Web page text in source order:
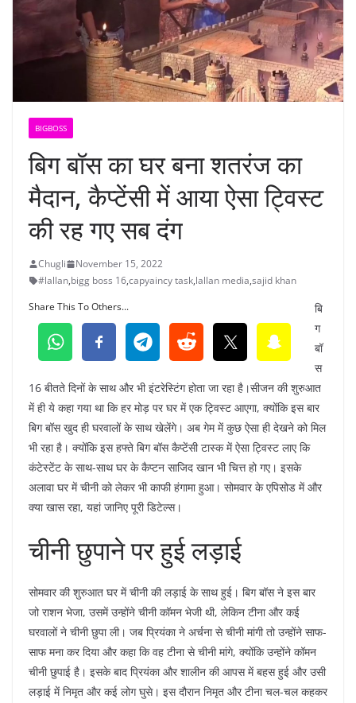
BIGBOSS
बिग बॉस का घर बना शतरंज का
मैदान, कैप्टेंसी में आया ऐसा ट्विस्ट
की रह गए सब दंग
Chugli
November 15, 2022
#lallan,bigg boss 16,capyaincy task,lallan media,sajid khan
Share This To Others...
बि
ग
बॉ
स
16 बीतते दिनों के साथ और भी इंटरेस्टिंग होता जा रहा है।सीजन की शुरुआत
में ही ये कहा गया था कि हर मोड़ पर घर में एक ट्विस्ट आएगा, क्योंकि इस बार
बिग बॉस खुद ही घरवालों के साथ खेलेंगे। अब गेम में कुछ ऐसा ही देखने को मिल
भी रहा है। क्योंकि इस हफ्ते बिग बॉस कैप्टेंसी टास्क में ऐसा ट्विस्ट लाए कि
कंटेस्टेंट के साथ-साथ घर के कैप्टन साजिद खान भी चित्त हो गए। इसके
अलावा घर में चीनी को लेकर भी काफी हंगामा हुआ। सोमवार के एपिसोड में और
क्या खास रहा, यहां जानिए पूरी डिटेल्स।
चीनी छुपाने पर हुई लड़ाई
सोमवार की शुरुआत घर में चीनी की लड़ाई के साथ हुई। बिग बॉस ने इस बार
जो राशन भेजा, उसमें उन्होंने चीनी कॉमन भेजी थी, लेकिन टीना और कई
घरवालों ने चीनी छुपा ली। जब प्रियंका ने अर्चना से चीनी मांगी तो उन्होंने साफ-
साफ मना कर दिया और कहा कि वह टीना से चीनी मांगे, क्योंकि उन्होंने कॉमन
चीनी छुपाई है। इसके बाद प्रियंका और शालीन की आपस में बहस हुई और उसी
लड़ाई में निमृत और कई लोग घुसे। इस दौरान निमृत और टीना चल-चल कहकर